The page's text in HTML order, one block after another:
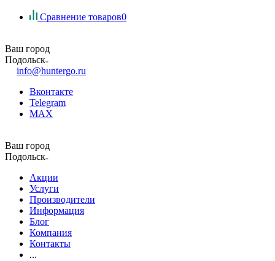
Сравнение товаров0
Ваш город
Подольск
info@huntergo.ru
Вконтакте
Telegram
MAX
Ваш город
Подольск
Акции
Услуги
Производители
Информация
Блог
Компания
Контакты
...